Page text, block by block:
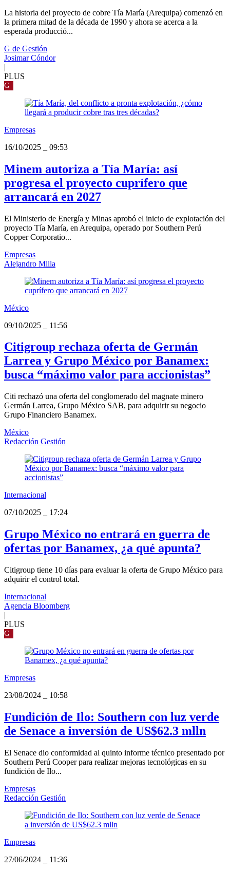
La historia del proyecto de cobre Tía María (Arequipa) comenzó en
la primera mitad de la década de 1990 y ahora se acerca a la
esperada producció...
G de Gestión
Josimar Cóndor
|
PLUS
G
Empresas
16/10/2025
09:53
Minem autoriza a Tía María: así
progresa el proyecto cuprífero que
arrancará en 2027
El Ministerio de Energía y Minas aprobó el inicio de explotación del
proyecto Tía María, en Arequipa, operado por Southern Perú
Copper Corporatio...
Empresas
Alejandro Milla
México
09/10/2025
11:56
Citigroup rechaza oferta de Germán
Larrea y Grupo México por Banamex:
busca “máximo valor para accionistas”
Citi rechazó una oferta del conglomerado del magnate minero
Germán Larrea, Grupo México SAB, para adquirir su negocio
Grupo Financiero Banamex.
México
Redacción Gestión
Internacional
07/10/2025
17:24
Grupo México no entrará en guerra de
ofertas por Banamex, ¿a qué apunta?
Citigroup tiene 10 días para evaluar la oferta de Grupo México para
adquirir el control total.
Internacional
Agencia Bloomberg
|
PLUS
G
Empresas
23/08/2024
10:58
Fundición de Ilo: Southern con luz verde
de Senace a inversión de US$62.3 mlln
El Senace dio conformidad al quinto informe técnico presentado por
Southern Perú Cooper para realizar mejoras tecnológicas en su
fundición de Ilo...
Empresas
Redacción Gestión
Empresas
27/06/2024
11:36